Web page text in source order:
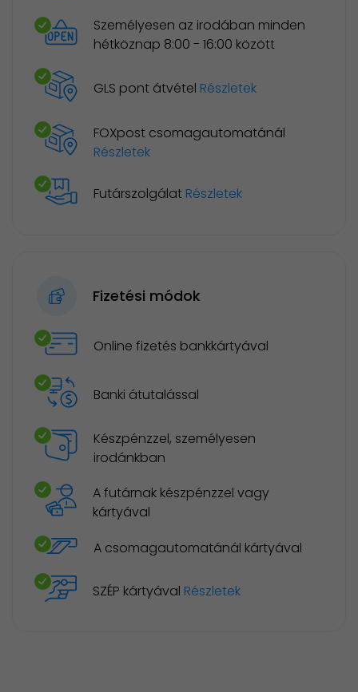
Személyesen az irodában minden
hétköznap 8:00 - 16:00 között
GLS pont átvétel Részletek
FOXpost csomagautomatánál
Részletek
Futárszolgálat Részletek
Fizetési módok
Online fizetés bankkártyával
Banki átutalással
Készpénzzel, személyesen
irodánkban
A futárnak készpénzzel vagy
kártyával
A csomagautomatánál kártyával
SZÉP kártyával Részletek